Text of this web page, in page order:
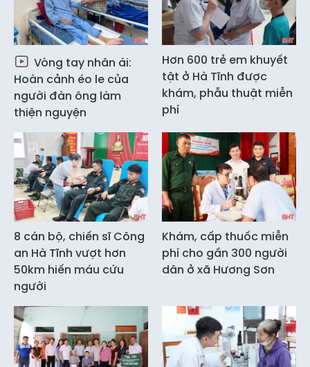
Vòng tay nhân ái:
Hoàn cảnh éo le của
người đàn ông làm
thiện nguyện
Hơn 600 trẻ em khuyết
tật ở Hà Tĩnh được
khám, phẫu thuật miễn
phí
8 cán bộ, chiến sĩ Công
an Hà Tĩnh vượt hơn
50km hiến máu cứu
người
Khám, cấp thuốc miễn
phí cho gần 300 người
dân ở xã Hương Sơn